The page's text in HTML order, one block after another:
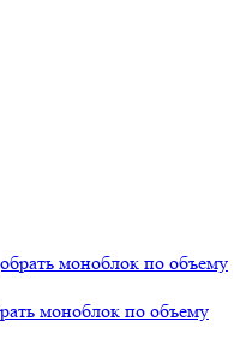
моноблок по объему